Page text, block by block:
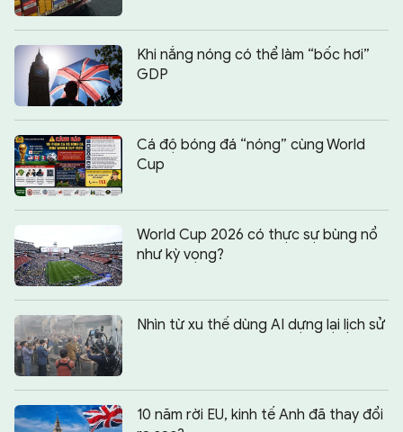
Khi nắng nóng có thể làm “bốc hơi”
GDP
Cá độ bóng đá “nóng” cùng World
Cup
World Cup 2026 có thực sự bùng nổ
như kỳ vọng?
Nhìn từ xu thế dùng AI dựng lại lịch sử
10 năm rời EU, kinh tế Anh đã thay đổi